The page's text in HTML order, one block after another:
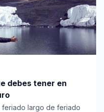
debes tener en
feriado largo de feriado